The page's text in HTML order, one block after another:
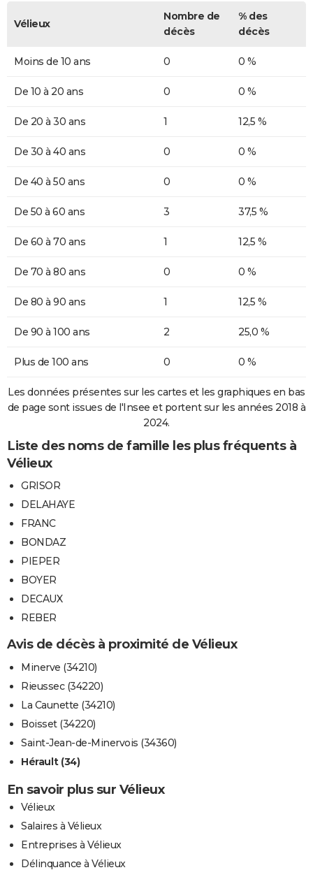
Vélieux
Nombre de
décès
% des
décès
Moins de 10 ans 0 0 %
De 10 à 20 ans 0 0 %
De 20 à 30 ans 1 12,5 %
De 30 à 40 ans 0 0 %
De 40 à 50 ans 0 0 %
De 50 à 60 ans 3 37,5 %
De 60 à 70 ans 1 12,5 %
De 70 à 80 ans 0 0 %
De 80 à 90 ans 1 12,5 %
De 90 à 100 ans 2 25,0 %
Plus de 100 ans 0 0 %
Les données présentes sur les cartes et les graphiques en bas
de page sont issues de l'Insee et portent sur les années 2018 à
2024.
Liste des noms de famille les plus fréquents à
Vélieux
GRISOR
DELAHAYE
FRANC
BONDAZ
PIEPER
BOYER
DECAUX
REBER
Avis de décès à proximité de Vélieux
Minerve (34210)
Rieussec (34220)
La Caunette (34210)
Boisset (34220)
Saint-Jean-de-Minervois (34360)
Hérault (34)
En savoir plus sur Vélieux
Vélieux
Salaires à Vélieux
Entreprises à Vélieux
Délinquance à Vélieux